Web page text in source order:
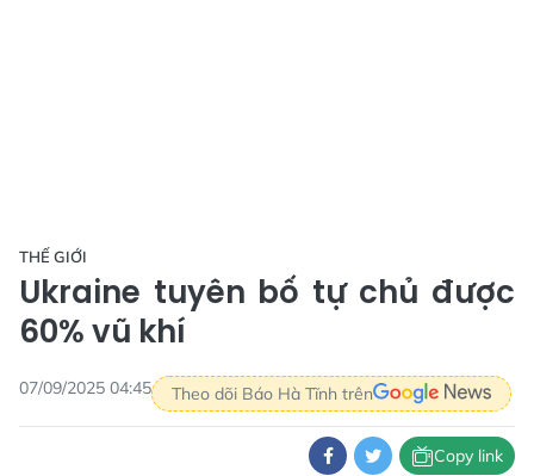
THẾ GIỚI
Ukraine tuyên bố tự chủ được
60% vũ khí
07/09/2025 04:45 Theo dõi Báo Hà Tĩnh trên
Copy link